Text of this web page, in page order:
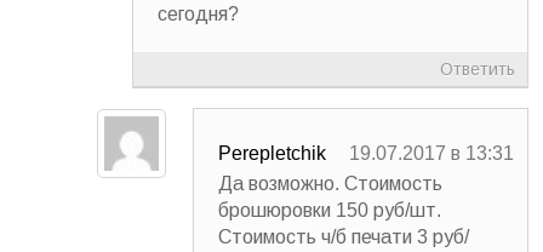
сегодня?
Ответить
Perepletchik
19.07.2017 в 13:31
Да возможно. Стоимость
брошюровки 150 руб/шт.
Стоимость ч/б печати 3 руб/